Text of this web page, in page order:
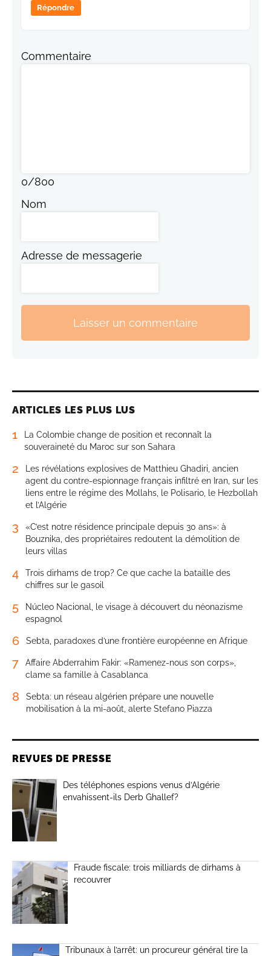
Répondre
Commentaire
0/800
Nom
Adresse de messagerie
Laisser un commentaire
ARTICLES LES PLUS LUS
1
La Colombie change de position et reconnaît la
souveraineté du Maroc sur son Sahara
2
Les révélations explosives de Matthieu Ghadiri, ancien
agent du contre-espionnage français infiltré en Iran, sur les
liens entre le régime des Mollahs, le Polisario, le Hezbollah
et l’Algérie
3
«C’est notre résidence principale depuis 30 ans»: à
Bouznika, des propriétaires redoutent la démolition de
leurs villas
4
Trois dirhams de trop? Ce que cache la bataille des
chiffres sur le gasoil
5
Núcleo Nacional, le visage à découvert du néonazisme
espagnol
6 Sebta, paradoxes d’une frontière européenne en Afrique
7
Affaire Abderrahim Fakir: «Ramenez-nous son corps»,
clame sa famille à Casablanca
8
Sebta: un réseau algérien prépare une nouvelle
mobilisation à la mi-août, alerte Stefano Piazza
REVUES DE PRESSE
Des téléphones espions venus d’Algérie
envahissent-ils Derb Ghallef?
Fraude fiscale: trois milliards de dirhams à
recouvrer
Tribunaux à l’arrêt: un procureur général tire la